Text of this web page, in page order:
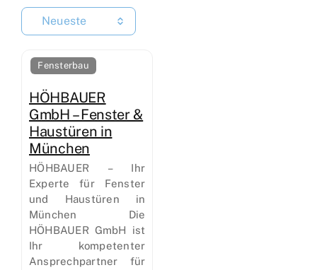
Neueste
Fensterbau
HÖHBAUER
GmbH – Fenster &
Haustüren in
München
HÖHBAUER – Ihr
Experte für Fenster
und Haustüren in
München Die
HÖHBAUER GmbH ist
Ihr kompetenter
Ansprechpartner für